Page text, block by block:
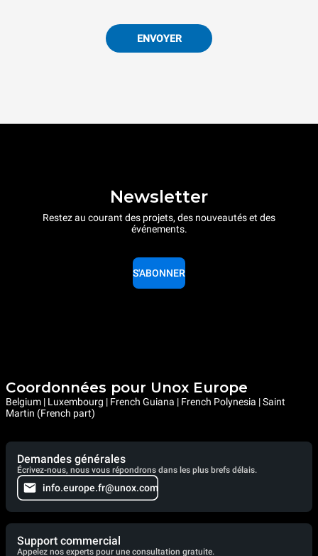
ENVOYER
Newsletter
Restez au courant des projets, des nouveautés et des
événements.
S'ABONNER
Coordonnées pour Unox Europe
Belgium | Luxembourg | French Guiana | French Polynesia | Saint
Martin (French part)
Demandes générales
Écrivez-nous, nous vous répondrons dans les plus brefs délais.
info.europe.fr@unox.com
Support commercial
Appelez nos experts pour une consultation gratuite.